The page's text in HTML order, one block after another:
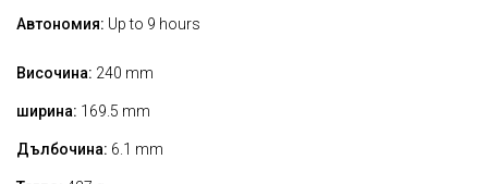
Автономия: Up to 9 hours
Височина: 240 mm
ширина: 169.5 mm
Дълбочина: 6.1 mm